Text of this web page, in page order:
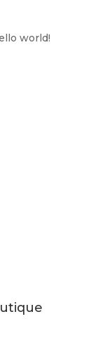
world!